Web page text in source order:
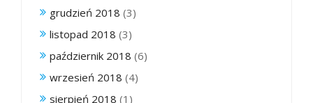
grudzień 2018 (3)
listopad 2018 (3)
październik 2018 (6)
wrzesień 2018 (4)
sierpień 2018 (1)